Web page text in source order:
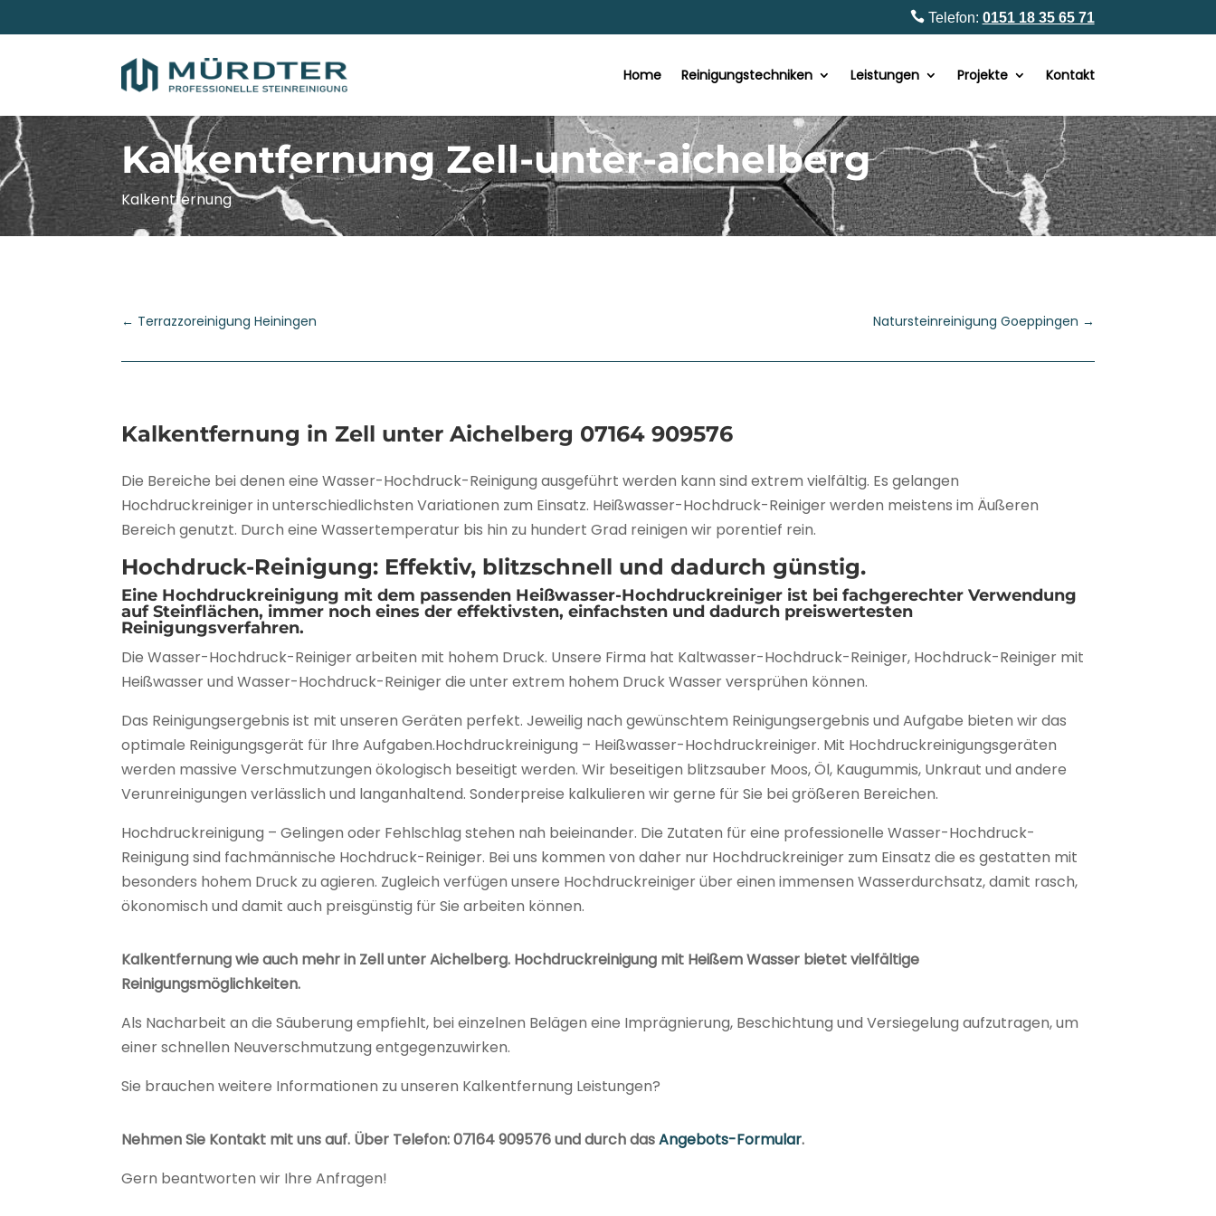
Telefon: 0151 18 35 65 71
Home Reinigungstechniken Leistungen Projekte Kontakt
Kalkentfernung Zell-unter-aichelberg
Kalkentfernung
← Terrazzoreinigung Heiningen Natursteinreinigung Goeppingen →
Kalkentfernung in Zell unter Aichelberg 07164 909576
Die Bereiche bei denen eine Wasser-Hochdruck-Reinigung ausgeführt werden kann sind extrem vielfältig. Es gelangen
Hochdruckreiniger in unterschiedlichsten Variationen zum Einsatz. Heißwasser-Hochdruck-Reiniger werden meistens im Äußeren
Bereich genutzt. Durch eine Wassertemperatur bis hin zu hundert Grad reinigen wir porentief rein.
Hochdruck-Reinigung: Effektiv, blitzschnell und dadurch günstig.
Eine Hochdruckreinigung mit dem passenden Heißwasser-Hochdruckreiniger ist bei fachgerechter Verwendung
auf Steinflächen, immer noch eines der effektivsten, einfachsten und dadurch preiswertesten
Reinigungsverfahren.
Die Wasser-Hochdruck-Reiniger arbeiten mit hohem Druck. Unsere Firma hat Kaltwasser-Hochdruck-Reiniger, Hochdruck-Reiniger mit
Heißwasser und Wasser-Hochdruck-Reiniger die unter extrem hohem Druck Wasser versprühen können.
Das Reinigungsergebnis ist mit unseren Geräten perfekt. Jeweilig nach gewünschtem Reinigungsergebnis und Aufgabe bieten wir das
optimale Reinigungsgerät für Ihre Aufgaben.Hochdruckreinigung – Heißwasser-Hochdruckreiniger. Mit Hochdruckreinigungsgeräten
werden massive Verschmutzungen ökologisch beseitigt werden. Wir beseitigen blitzsauber Moos, Öl, Kaugummis, Unkraut und andere
Verunreinigungen verlässlich und langanhaltend. Sonderpreise kalkulieren wir gerne für Sie bei größeren Bereichen.
Hochdruckreinigung – Gelingen oder Fehlschlag stehen nah beieinander. Die Zutaten für eine professionelle Wasser-Hochdruck-
Reinigung sind fachmännische Hochdruck-Reiniger. Bei uns kommen von daher nur Hochdruckreiniger zum Einsatz die es gestatten mit
besonders hohem Druck zu agieren. Zugleich verfügen unsere Hochdruckreiniger über einen immensen Wasserdurchsatz, damit rasch,
ökonomisch und damit auch preisgünstig für Sie arbeiten können.
Kalkentfernung wie auch mehr in Zell unter Aichelberg. Hochdruckreinigung mit Heißem Wasser bietet vielfältige
Reinigungsmöglichkeiten.
Als Nacharbeit an die Säuberung empfiehlt, bei einzelnen Belägen eine Imprägnierung, Beschichtung und Versiegelung aufzutragen, um
einer schnellen Neuverschmutzung entgegenzuwirken.
Sie brauchen weitere Informationen zu unseren Kalkentfernung Leistungen?
Nehmen Sie Kontakt mit uns auf. Über Telefon: 07164 909576 und durch dasAngebots-Formular.
Gern beantworten wir Ihre Anfragen!